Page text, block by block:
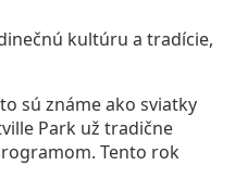
kultúru a tradície,
sú známe ako sviatky
Park už tradične
Tento rok